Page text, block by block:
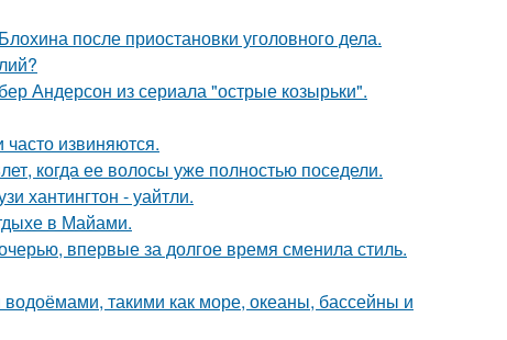
после приостановки уголовного дела.
Андерсон из сериала "острые козырьки".
извиняются.
когда ее волосы уже полностью поседели.
хантингтон - уайтли.
в Майами.
впервые за долгое время сменила стиль.
такими как море, океаны, бассейны и